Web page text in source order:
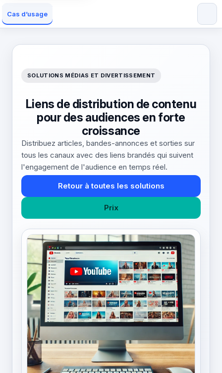
Cas d’usage
SOLUTIONS MÉDIAS ET DIVERTISSEMENT
Liens de distribution de contenu
pour des audiences en forte
croissance
Distribuez articles, bandes-annonces et sorties sur
tous les canaux avec des liens brandés qui suivent
l'engagement de l'audience en temps réel.
Retour à toutes les solutions
Prix